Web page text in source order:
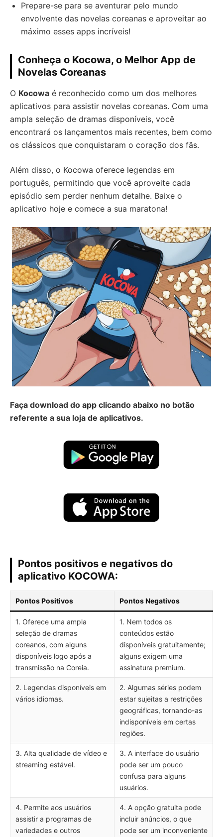
Prepare-se para se aventurar pelo mundo
envolvente das novelas coreanas e aproveitar ao
máximo esses apps incríveis!
Conheça o Kocowa, o Melhor App de
Novelas Coreanas
O Kocowa é reconhecido como um dos melhores
aplicativos para assistir novelas coreanas. Com uma
ampla seleção de dramas disponíveis, você
encontrará os lançamentos mais recentes, bem como
os clássicos que conquistaram o coração dos fãs.
Além disso, o Kocowa oferece legendas em
português, permitindo que você aproveite cada
episódio sem perder nenhum detalhe. Baixe o
aplicativo hoje e comece a sua maratona!
Faça download do app clicando abaixo no botão
referente a sua loja de aplicativos.
Pontos positivos e negativos do
aplicativo KOCOWA:
Pontos Positivos Pontos Negativos
1. Oferece uma ampla
seleção de dramas
coreanos, com alguns
disponíveis logo após a
transmissão na Coreia.
1. Nem todos os
conteúdos estão
disponíveis gratuitamente;
alguns exigem uma
assinatura premium.
2. Legendas disponíveis em
vários idiomas.
2. Algumas séries podem
estar sujeitas a restrições
geográficas, tornando-as
indisponíveis em certas
regiões.
3. Alta qualidade de vídeo e
streaming estável.
3. A interface do usuário
pode ser um pouco
confusa para alguns
usuários.
4. Permite aos usuários
assistir a programas de
variedades e outros
4. A opção gratuita pode
incluir anúncios, o que
pode ser um inconveniente